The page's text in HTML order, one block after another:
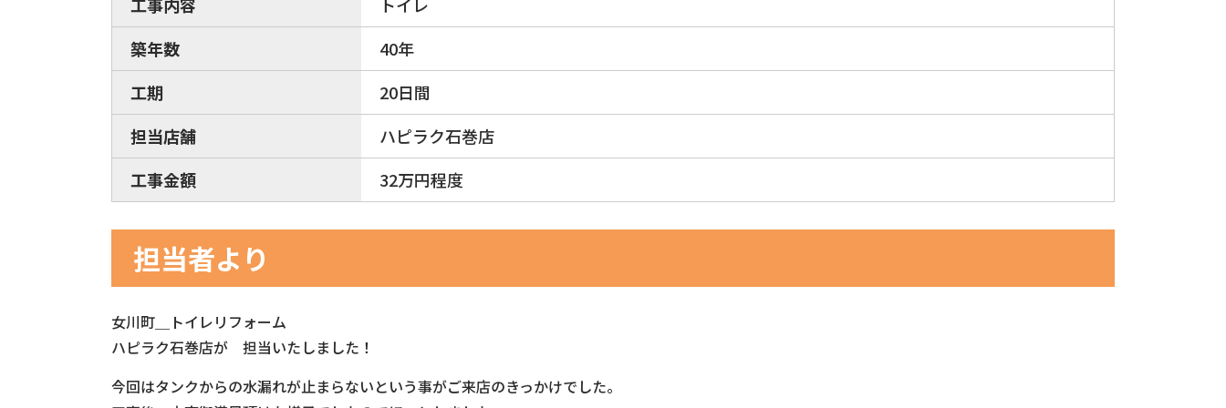
工事内容
トイレ
築年数
40年
工期
20日間
担当店舗
ハピラク石巻店
工事金額
32万円程度
担当者より
女川町＿トイレリフォーム
ハピラク石巻店が 担当いたしました！
今回はタンクからの水漏れが止まらないという事がご来店のきっかけでした。